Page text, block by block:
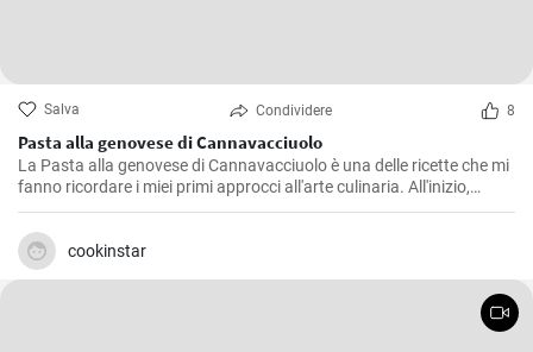
Salva Condividere 8
Pasta alla genovese di Cannavacciuolo
La Pasta alla genovese di Cannavacciuolo è una delle ricette che mi
fanno ricordare i miei primi approcci all'arte culinaria. All'inizio,
l'attenzione ai dettagli sembrava mettermi a dura prova. Tuttavia,
con il passare del tempo e un po' di pratica, ho scoperto che il vero
intento era svelare l'essenza autentica di ogni ingrediente. E' un
sugo gustoso e sapido che chiede tempo e dedizione, proprio come
cookinstar